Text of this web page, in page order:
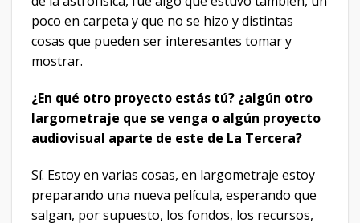
poco en carpeta y que no se hizo y distintas
cosas que pueden ser interesantes tomar y
mostrar.
¿En qué otro proyecto estás tú? ¿algún otro
largometraje que se venga o algún proyecto
audiovisual aparte de este de La Tercera?
Sí. Estoy en varias cosas, en largometraje estoy
preparando una nueva película, esperando que
salgan, por supuesto, los fondos, los recursos,